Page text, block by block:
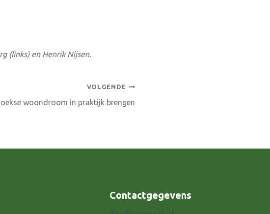
(links) en Henrik Nijsen.
VOLGENDE
woondroom in praktijk brengen
Contactgegevens